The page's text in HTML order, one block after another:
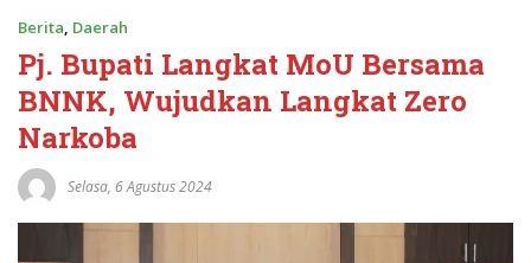
Berita, Daerah
Pj. Bupati Langkat MoU Bersama
BNNK, Wujudkan Langkat Zero
Narkoba
Selasa, 6 Agustus 2024